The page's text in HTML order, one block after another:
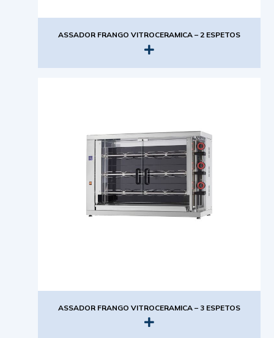
ASSADOR FRANGO VITROCERAMICA – 2 ESPETOS
ASSADOR FRANGO VITROCERAMICA – 3 ESPETOS